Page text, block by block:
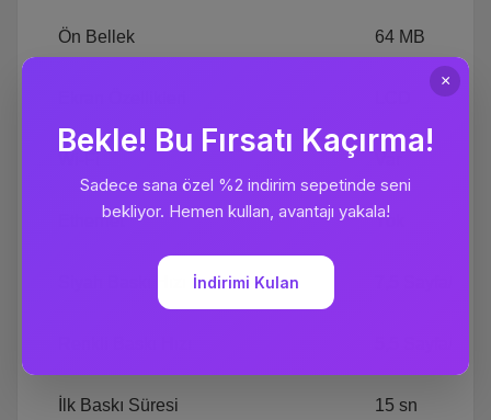
Ön Bellek 64 MB
Ethernet Yok
İlk Baskı Süresi 15 sn